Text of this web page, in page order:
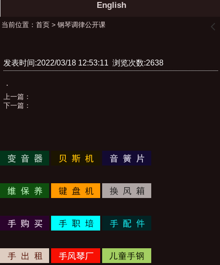
English
当前位置： 首页> 钢琴调律公开课 󰊒
发表时间:2022/03/18 12:53:11 浏览次数:2638
.
上一篇：
下一篇：